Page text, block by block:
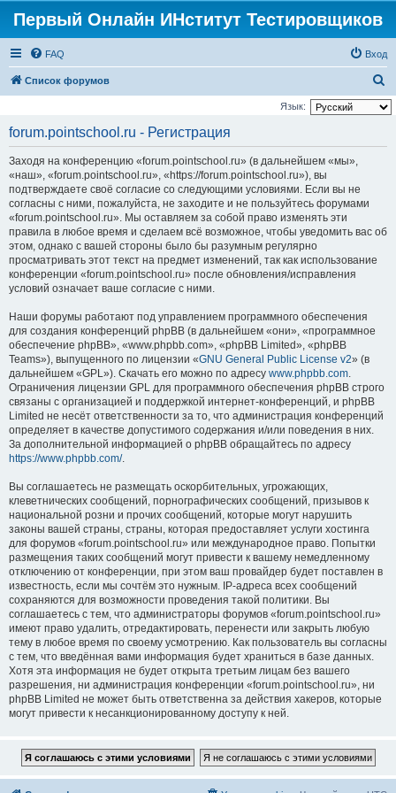
Первый Онлайн ИНститут Тестировщиков
FAQ Вход
Список форумов
о
Язык:
forum.pointschool.ru - Регистрация
Заходя на конференцию «forum.pointschool.ru» (в дальнейшем «мы»,
«наш», «forum.pointschool.ru», «https://forum.pointschool.ru»), вы
подтверждаете своё согласие со следующими условиями. Если вы не
согласны с ними, пожалуйста, не заходите и не пользуйтесь форумами
«forum.pointschool.ru». Мы оставляем за собой право изменять эти
правила в любое время и сделаем всё возможное, чтобы уведомить вас об
этом, однако с вашей стороны было бы разумным регулярно
просматривать этот текст на предмет изменений, так как использование
конференции «forum.pointschool.ru» после обновления/исправления
условий означает ваше согласие с ними.
Наши форумы работают под управлением программного обеспечения
для создания конференций phpBB (в дальнейшем «они», «программное
обеспечение phpBB», «www.phpbb.com», «phpBB Limited», «phpBB
Teams»), выпущенного по лицензии «GNU General Public License v2» (в
дальнейшем «GPL»). Скачать его можно по адресу www.phpbb.com.
Ограничения лицензии GPL для программного обеспечения phpBB строго
связаны с организацией и поддержкой интернет-конференций, и phpBB
Limited не несёт ответственности за то, что администрация конференций
определяет в качестве допустимого содержания и/или поведения в них.
За дополнительной информацией о phpBB обращайтесь по адресу
https://www.phpbb.com/.
Вы соглашаетесь не размещать оскорбительных, угрожающих,
клеветнических сообщений, порнографических сообщений, призывов к
национальной розни и прочих сообщений, которые могут нарушить
законы вашей страны, страны, которая предоставляет услуги хостинга
для форумов «forum.pointschool.ru» или международное право. Попытки
размещения таких сообщений могут привести к вашему немедленному
отключению от конференции, при этом ваш провайдер будет поставлен в
известность, если мы сочтём это нужным. IP-адреса всех сообщений
сохраняются для возможности проведения такой политики. Вы
соглашаетесь с тем, что администраторы форумов «forum.pointschool.ru»
имеют право удалить, отредактировать, перенести или закрыть любую
тему в любое время по своему усмотрению. Как пользователь вы согласны
с тем, что введённая вами информация будет храниться в базе данных.
Хотя эта информация не будет открыта третьим лицам без вашего
разрешения, ни администрация конференции «forum.pointschool.ru», ни
phpBB Limited не может быть ответственна за действия хакеров, которые
могут привести к несанкционированному доступу к ней.